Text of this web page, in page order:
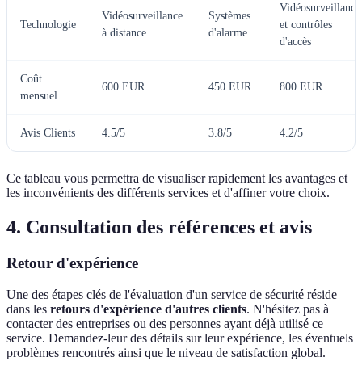
Technologie
Vidéosurveillance
à distance
Systèmes
d'alarme
Vidéosurveillance
et contrôles
d'accès
Coût
mensuel
600 EUR 450 EUR 800 EUR
Avis Clients 4.5/5 3.8/5 4.2/5
Ce tableau vous permettra de visualiser rapidement les avantages et
les inconvénients des différents services et d'affiner votre choix.
4. Consultation des références et avis
Retour d'expérience
Une des étapes clés de l'évaluation d'un service de sécurité réside
dans les retours d'expérience d'autres clients. N'hésitez pas à
contacter des entreprises ou des personnes ayant déjà utilisé ce
service. Demandez-leur des détails sur leur expérience, les éventuels
problèmes rencontrés ainsi que le niveau de satisfaction global.